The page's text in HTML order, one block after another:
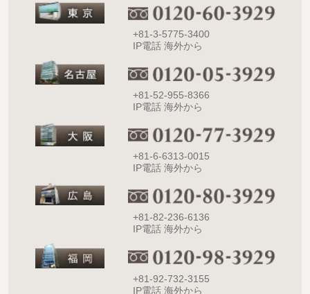
+81-3-5775-3400
IP電話 海外から
+81-52-955-8366
IP電話 海外から
+81-6-6313-0015
IP電話 海外から
+81-82-236-6136
IP電話 海外から
+81-92-732-3155
IP電話 海外から